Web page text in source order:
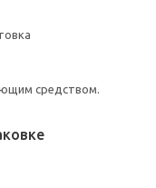
средством.